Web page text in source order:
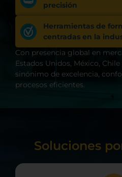
precisión
Herramientas de
centradas en la
Con presencia global en
Estados Unidos, México,
sinónimo de excelencia,
procesos eficientes.
Soluciones